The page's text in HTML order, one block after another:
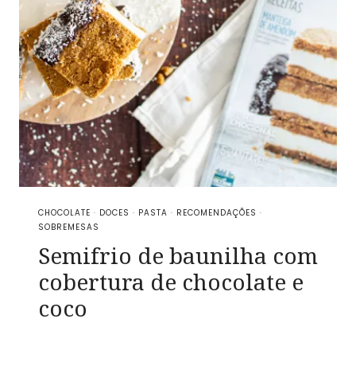
CHOCOLATE · DOCES · PASTA · RECOMENDAÇÕES ·
SOBREMESAS
Semifrio de baunilha com
cobertura de chocolate e
coco